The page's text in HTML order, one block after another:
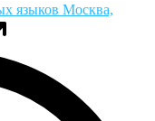
языков Москва,